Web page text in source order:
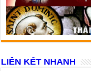
LIÊN KẾT NHANH